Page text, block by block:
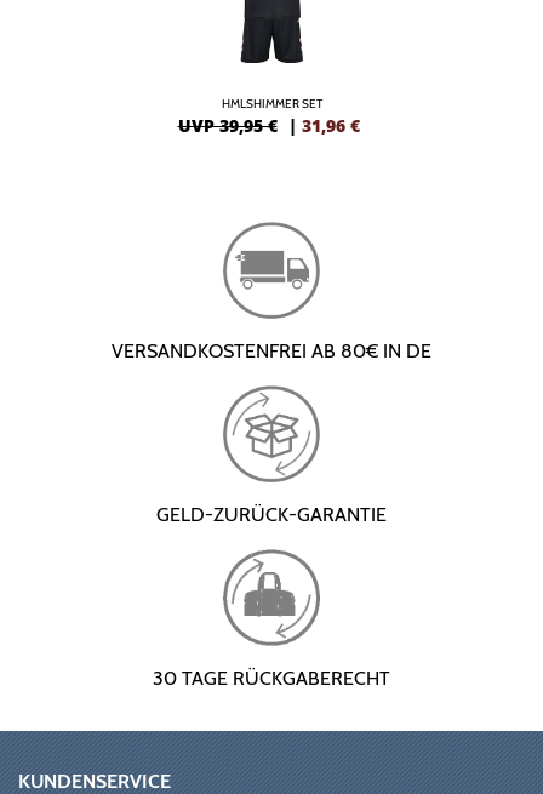
HMLSHIMMER SET
UVP 39,95 € | 31,96 €
VERSANDKOSTENFREI AB 80€ IN DE
GELD-ZURÜCK-GARANTIE
30 TAGE RÜCKGABERECHT
KUNDENSERVICE